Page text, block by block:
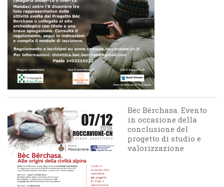
Bèc Bërchasa. Evento
in occasione della
conclusione del
progetto di studio e
valorizzazione